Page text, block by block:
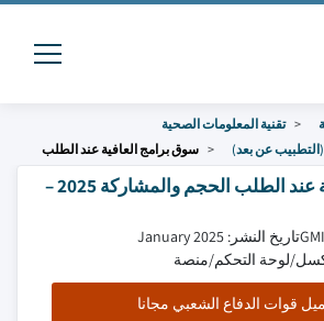
تقنية المعلومات الصحية
عن بعد)
سوق برامج العافية عند الطلب
سوق برامج العافية عند الطلب الحجم والمشاركة 2025 –
تاريخ النشر: January 2025
قوات الدفاع الشعبي مجانا